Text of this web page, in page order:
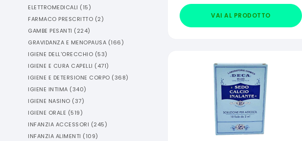
ELETTROMEDICALI (15)
FARMACO PRESCRITTO (2)
GAMBE PESANTI (224)
GRAVIDANZA E MENOPAUSA (166)
IGIENE DELL'ORECCHIO (53)
IGIENE E CURA CAPELLI (471)
IGIENE E DETERSIONE CORPO (368)
IGIENE INTIMA (340)
IGIENE NASINO (37)
IGIENE ORALE (519)
INFANZIA ACCESSORI (245)
INFANZIA ALIMENTI (109)
VAI AL PRODOTTO